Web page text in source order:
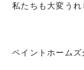
私たちも大変うれ
ペイントホームズ